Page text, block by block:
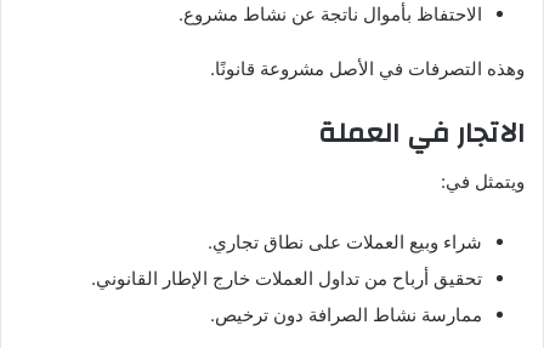
الاحتفاظ بأموال ناتجة عن نشاط مشروع.
وهذه التصرفات في الأصل مشروعة قانونًا.
الاتجار في العملة
ويتمثل في:
شراء وبيع العملات على نطاق تجاري.
تحقيق أرباح من تداول العملات خارج الإطار القانوني.
ممارسة نشاط الصرافة دون ترخيص.